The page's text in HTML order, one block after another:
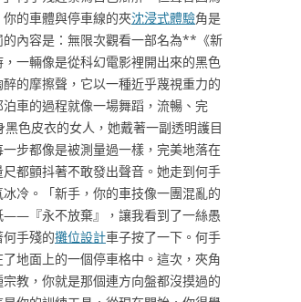
的車體與停車線的夾沈浸式體驗角是
內容是：無限次觀看一部名為**《新
一輛像是從科幻電影裡開出來的黑色
的摩擦聲，它以一種近乎蔑視重力的
車的過程就像一場舞蹈，流暢、完
色皮衣的女人，她戴著一副透明護目
步都像是被測量過一樣，完美地落在
都顫抖著不敢發出聲音。她走到何手
冷。「新手，你的車技像一團混亂的
——『永不放棄』，讓我看到了一絲愚
手殘的攤位設計車子按了一下。何手
地面上的一個停車格中。這次，夾角
教，你就是那個連方向盤都沒摸過的